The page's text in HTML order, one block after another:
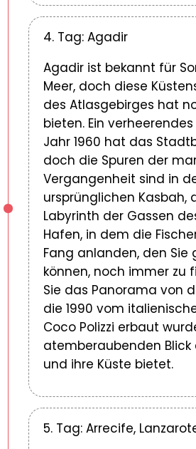
4. Tag: Agadir
Agadir ist bekannt für
Meer, doch diese
des Atlasgebirges hat
bieten. Ein
Jahr 1960 hat das
doch die Spuren der
Vergangenheit sind in
ursprünglichen Kasbah,
Labyrinth der Gassen
Hafen, in dem die
Fang anlanden, den
können, noch immer zu
Sie das Panorama von
die 1990 vom
Coco Polizzi erbaut
atemberaubenden
und ihre Küste bietet.
5. Tag: Arrecife,